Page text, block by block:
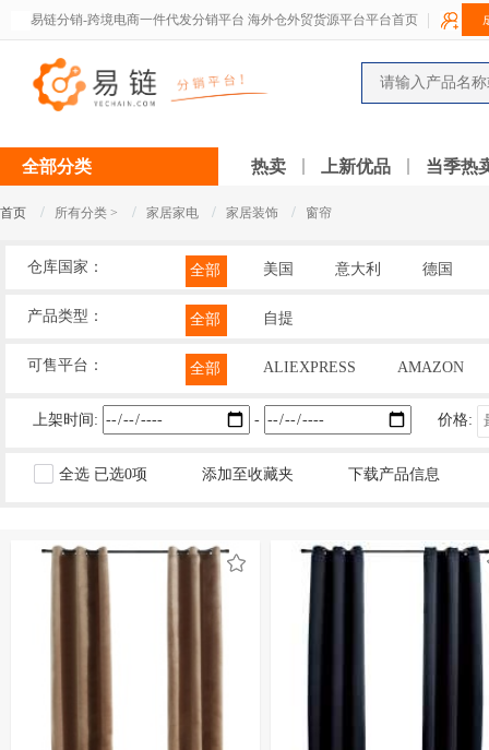
易链分销-跨境电商一件代发分销平台 海外仓外贸货源平台平台首页
全部分类 热卖 上新优品 当季热
首页 / 所有分类 > / 家居家电 / 家居装饰 / 窗帘
仓库国家： 全部 美国 意大利 德国
产品类型： 全部 自提
可售平台： 全部 ALIEXPRESS AMAZON
上架时间: - 价格:
全选 已选0项 添加至收藏夹 下载产品信息